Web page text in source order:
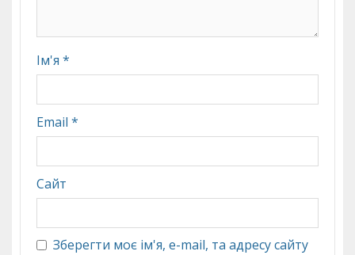
Ім'я *
Email *
Сайт
Зберегти моє ім'я, e-mail, та адресу сайту